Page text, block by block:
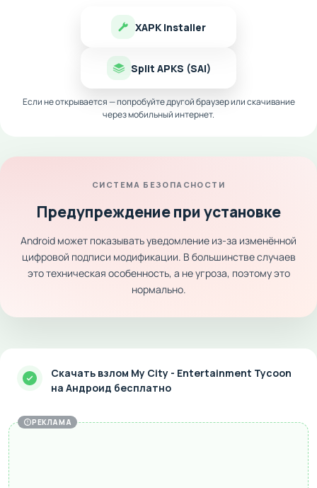
XAPK Installer
Split APKS (SAI)
Если не открывается — попробуйте другой браузер или скачивание
через мобильный интернет.
СИСТЕМА БЕЗОПАСНОСТИ
Предупреждение при установке
Android может показывать уведомление из-за изменённой
цифровой подписи модификации. В большинстве случаев
это техническая особенность, а не угроза, поэтому это
нормально.
Скачать взлом My City - Entertainment Tycoon
на Андроид бесплатно
РЕКЛАМА